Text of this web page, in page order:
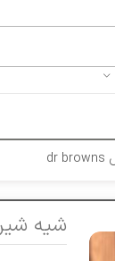
شیه شیر 150ml طلقی عریض dr browns